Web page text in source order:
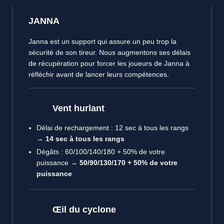
JANNA
Janna est un support qui assure un peu trop la
sécurité de son tireur. Nous augmentons ses délais
de récupération pour forcer les joueurs de Janna à
réfléchir avant de lancer leurs compétences.
Vent hurlant
Délai de rechargement : 12 sec à tous les rangs
→ 14 sec à tous les rangs
Dégâts : 60/100/140/180 + 50% de votre
puissance → 50/90/130/170 + 50% de votre
puissance
Œil du cyclone